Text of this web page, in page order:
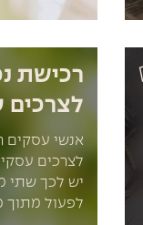
רכישת
לצרכים
אנשי עסקים
לצרכים
יש לכך שתי
לפעול מתוך